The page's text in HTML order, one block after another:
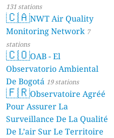
131 stations
🇨🇦NWT Air Quality
Monitoring Network 7
stations
🇨🇴OAB - El
Observatorio Ambiental
De Bogotá 19 stations
🇫🇷Observatoire Agréé
Pour Assurer La
Surveillance De La Qualité
De L’air Sur Le Territoire